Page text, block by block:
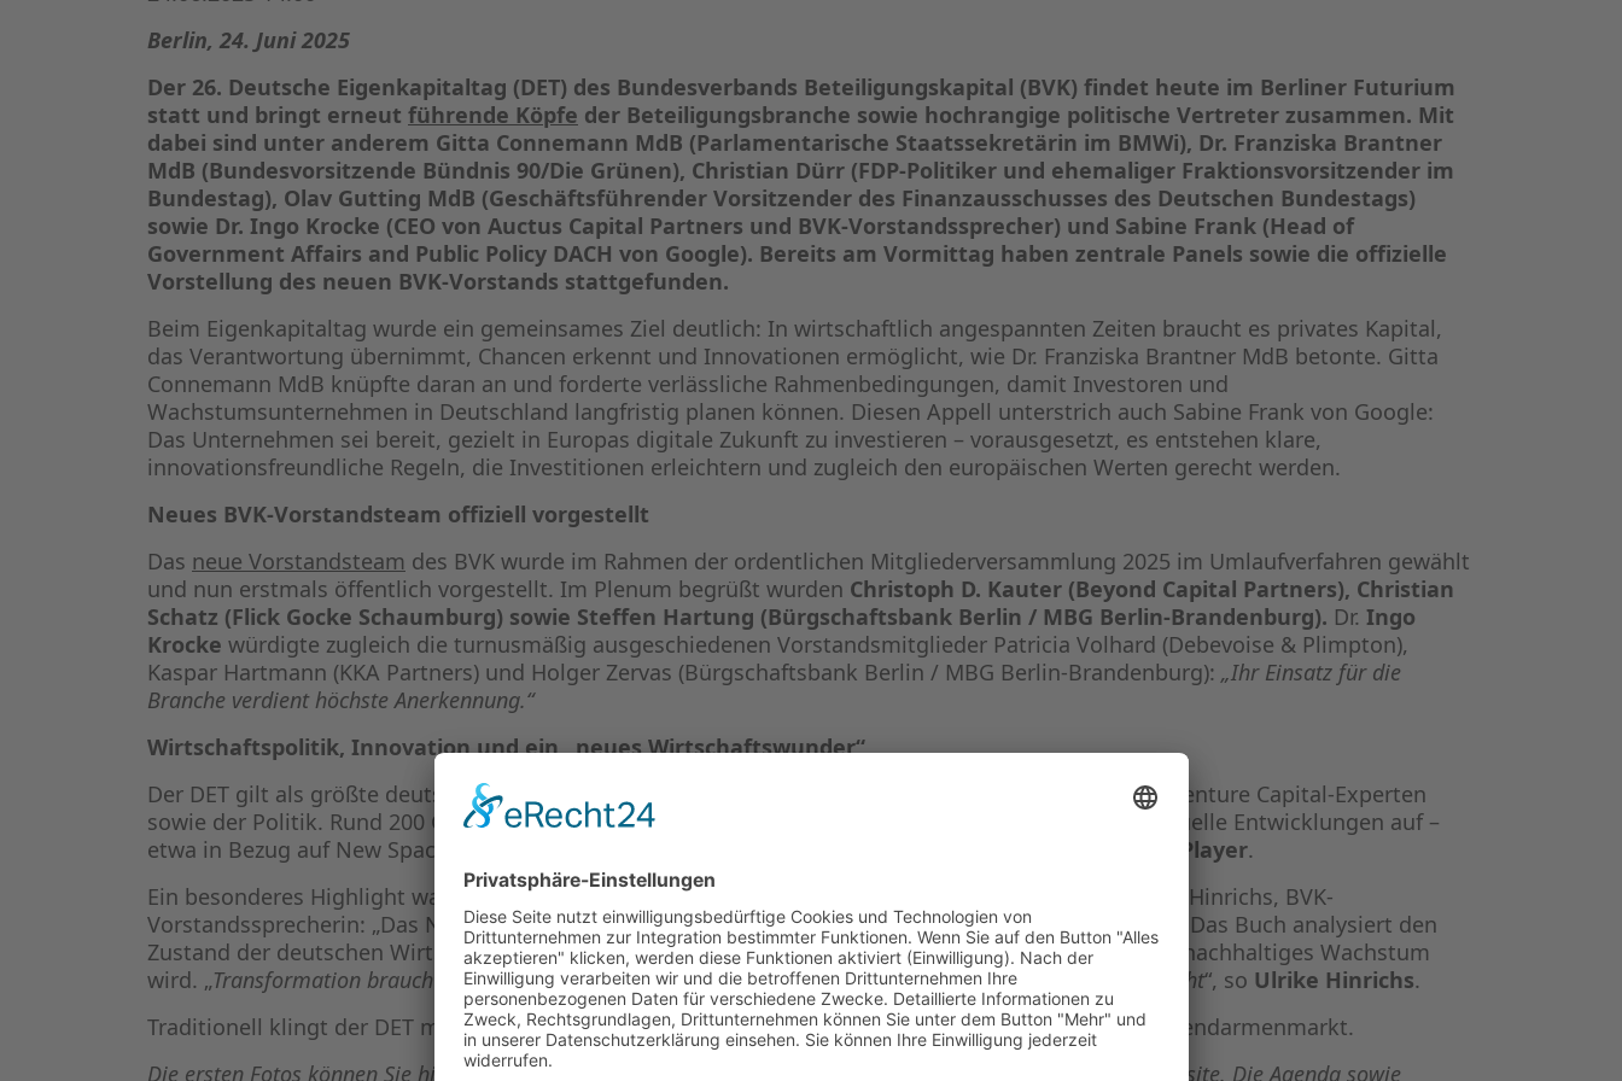
Berlin, 24. Juni 2025
Der 26. Deutsche Eigenkapitaltag (DET) des Bundesverbands Beteiligungskapital (BVK) findet heute im Berliner Futurium
statt und bringt erneut führende Köpfe der Beteiligungsbranche sowie hochrangige politische Vertreter zusammen. Mit
dabei sind unter anderem Gitta Connemann MdB (Parlamentarische Staatssekretärin im BMWi), Dr. Franziska Brantner
MdB (Bundesvorsitzende Bündnis 90/Die Grünen), Christian Dürr (FDP-Politiker und ehemaliger Fraktionsvorsitzender im
Bundestag), Olav Gutting MdB (Geschäftsführender Vorsitzender des Finanzausschusses des Deutschen Bundestags)
sowie Dr. Ingo Krocke (CEO von Auctus Capital Partners und BVK-Vorstandssprecher) und Sabine Frank (Head of
Government Affairs and Public Policy DACH von Google). Bereits am Vormittag haben zentrale Panels sowie die offizielle
Vorstellung des neuen BVK-Vorstands stattgefunden.
Beim Eigenkapitaltag wurde ein gemeinsames Ziel deutlich: In wirtschaftlich angespannten Zeiten braucht es privates Kapital,
das Verantwortung übernimmt, Chancen erkennt und Innovationen ermöglicht, wie Dr. Franziska Brantner MdB betonte. Gitta
Connemann MdB knüpfte daran an und forderte verlässliche Rahmenbedingungen, damit Investoren und
Wachstumsunternehmen in Deutschland langfristig planen können. Diesen Appell unterstrich auch Sabine Frank von Google:
Das Unternehmen sei bereit, gezielt in Europas digitale Zukunft zu investieren – vorausgesetzt, es entstehen klare,
innovationsfreundliche Regeln, die Investitionen erleichtern und zugleich den europäischen Werten gerecht werden.
Neues BVK-Vorstandsteam offiziell vorgestellt
Das neue Vorstandsteam des BVK wurde im Rahmen der ordentlichen Mitgliederversammlung 2025 im Umlaufverfahren gewählt
und nun erstmals öffentlich vorgestellt. Im Plenum begrüßt wurden Christoph D. Kauter (Beyond Capital Partners), Christian
Schatz (Flick Gocke Schaumburg) sowie Steffen Hartung (Bürgschaftsbank Berlin / MBG Berlin-Brandenburg). Dr. Ingo
Krocke würdigte zugleich die turnusmäßig ausgeschiedenen Vorstandsmitglieder Patricia Volhard (Debevoise & Plimpton),
Kaspar Hartmann (KKA Partners) und Holger Zervas (Bürgschaftsbank Berlin / MBG Berlin-Brandenburg): „Ihr Einsatz für die
Branche verdient höchste Anerkennung.“
Wirtschaftspolitik, Innovation und ein „neues Wirtschaftswunder“
Der DET gilt als größte deutschsprachige Plattform für den Austausch zwischen Private Equity- und Venture Capital-Experten
sowie der Politik. Rund 200 Gäste nehmen in diesem Jahr teil.
greifen aktuelle Entwicklungen auf –
etwa in Bezug auf New Space, Verteidigungs-Start-ups oder
PE-Player.
Ein besonderes Highlight war die Vorstellung des neuen
von Dr. Ingo Krocke und Ulrike Hinrichs, BVK-
Vorstandssprecherin: „Das Neue Kapital: Unsere Chance für Deutschlands neues Wirtschaftswunder“. Das Buch analysiert den
Zustand der deutschen Wirtschaft und macht deutlich, warum Beteiligungskapital zum Schlüssel für nachhaltiges Wachstum
wird. „Transformation braucht Kapital, das Risiken eingeht, langfristig denkt und Innovationen möglich macht“, so Ulrike Hinrichs.
Traditionell klingt der DET mit der BVK-Dinnerparty aus – dieses Jahr im Beef Grill Club by Hasir am Gendarmenmarkt.
Die ersten Fotos können Sie hier downloaden auf unserer Website. Die Agenda sowie